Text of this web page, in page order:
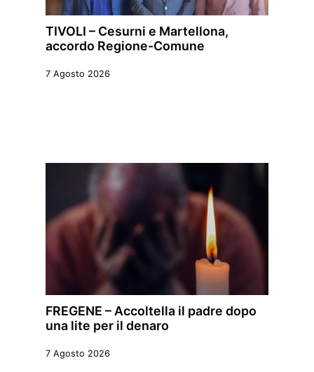
TIVOLI – Cesurni e Martellona,
accordo Regione-Comune
7 Agosto 2026
FREGENE – Accoltella il padre dopo
una lite per il denaro
7 Agosto 2026